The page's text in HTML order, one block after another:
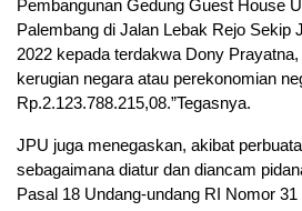
Pembangunan Gedung Guest House
Palembang di Jalan Lebak Rejo Sekip
2022 kepada terdakwa Dony
kerugian negara atau perekonomian
Rp.2.123.788.215,08.”Tegasnya.
JPU juga menegaskan, akibat
sebagaimana diatur dan diancam
Pasal 18 Undang-undang RI Nomor 31